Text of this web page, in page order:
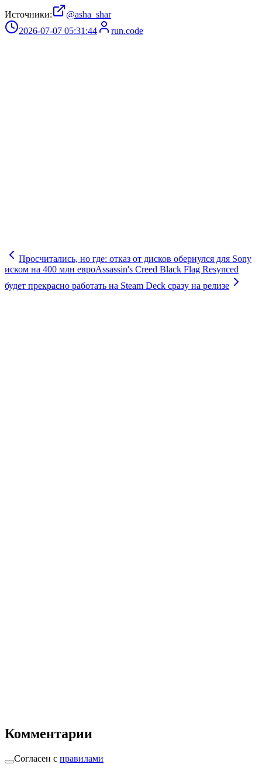
Источники:
@asha_shar
2026-07-07 05:31:44
run.code
Просчитались, но где: отказ от дисков обернулся для Sony
иском на 400 млн евроAssassin's Creed Black Flag Resynced
будет прекрасно работать на Steam Deck сразу на релизе
Комментарии
Согласен с правилами